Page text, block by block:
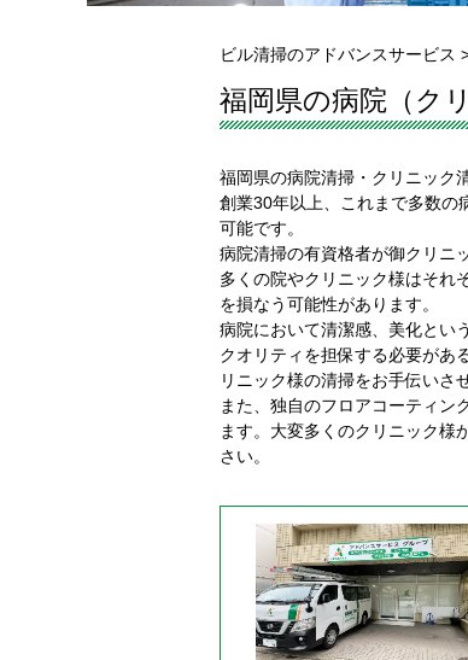
ビル清掃のアドバンスサービス
福岡県の病院（ク
福岡県の病院清掃・クリニック
創業30年以上、これまで多数の
可能です。
病院清掃の有資格者が御クリニ
多くの院やクリニック様はそれ
を損なう可能性があります。
病院において清潔感、美化とい
クオリティを担保する必要があ
リニック様の清掃をお手伝いさ
また、独自のフロアコーティン
ます。大変多くのクリニック様
さい。